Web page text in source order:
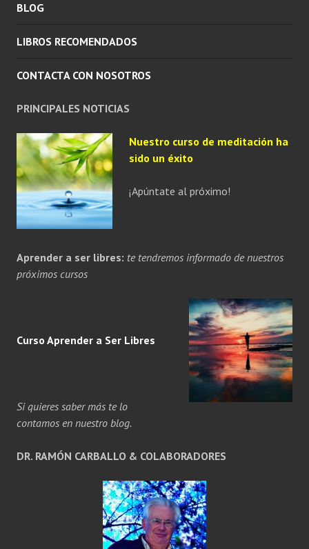
BLOG
LIBROS RECOMENDADOS
CONTACTA CON NOSOTROS
PRINCIPALES NOTICIAS
Nuestro curso de meditación ha
sido un éxito
¡Apúntate al próximo!
Aprender a ser libres: te tendremos informado de nuestros
próximos cursos
Curso Aprender a Ser Libres
Si quieres saber más te lo
contamos en nuestro blog.
DR. RAMÓN CARBALLO & COLABORADORES